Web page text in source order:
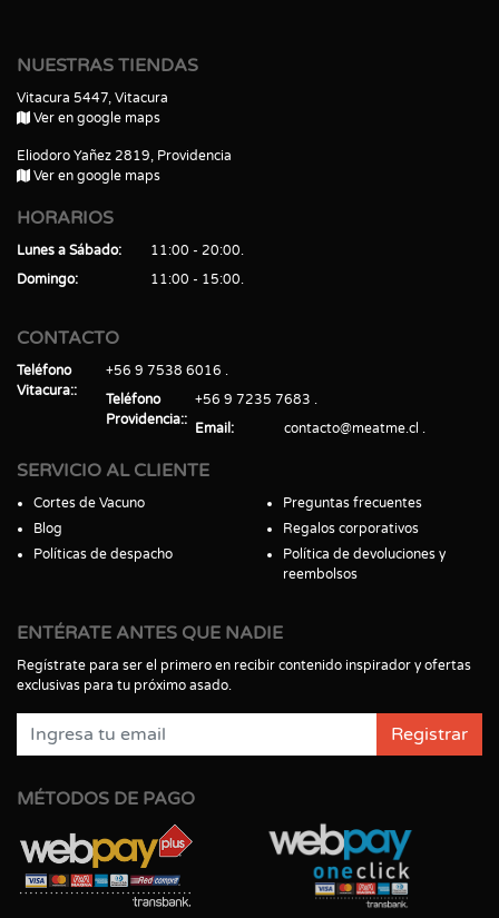
NUESTRAS TIENDAS
Vitacura 5447, Vitacura
Ver en google maps
Eliodoro Yañez 2819, Providencia
Ver en google maps
HORARIOS
Lunes a Sábado
11:00 - 20:00
Domingo
11:00 - 15:00
CONTACTO
Teléfono
Vitacura:
+56 9 7538 6016
Teléfono
Providencia:
+56 9 7235 7683
Email
contacto@meatme.cl
SERVICIO AL CLIENTE
Cortes de Vacuno
Blog
Políticas de despacho
Preguntas frecuentes
Regalos corporativos
Política de devoluciones y
reembolsos
ENTÉRATE ANTES QUE NADIE
Regístrate para ser el primero en recibir contenido inspirador y ofertas
exclusivas para tu próximo asado.
Registrar
MÉTODOS DE PAGO